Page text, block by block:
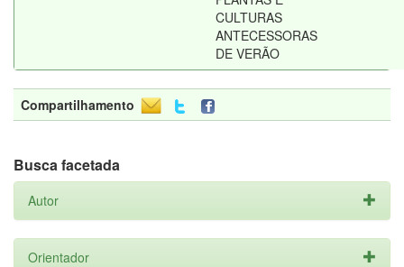
CULTURAS
ANTECESSORAS
DE VERÃO
Compartilhamento
Busca facetada
Autor
Orientador